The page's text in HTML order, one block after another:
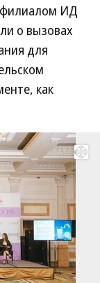
филиалом ИД
о вызовах
для
как
Развернуть